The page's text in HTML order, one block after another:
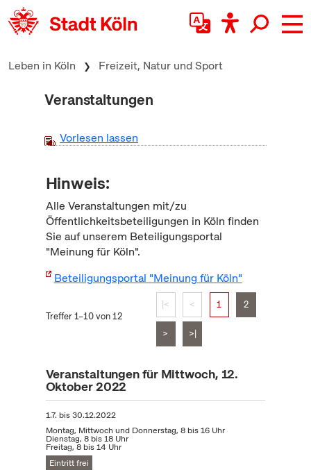
zum Inhalt springen
Leben in Köln Freizeit, Natur und Sport
Veranstaltungen
Vorlesen lassen
Hinweis:
Alle Veranstaltungen mit/zu
Öffentlichkeitsbeteiligungen in Köln finden
Sie auf unserem Beteiligungsportal
"Meinung für Köln".
Beteiligungsportal "Meinung für Köln"
Treffer 1–10 von 12
|< < 1 2
> >|
Veranstaltungen für Mittwoch, 12.
Oktober 2022
1.7. bis30.12.2022
Montag, Mittwoch und Donnerstag, 8 bis 16 Uhr
Dienstag, 8 bis 18 Uhr
Freitag, 8 bis 14 Uhr
Eintritt frei